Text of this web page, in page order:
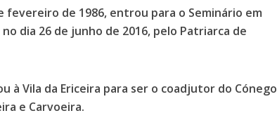
fevereiro de 1986, entrou para o Seminário em
dia 26 de junho de 2016, pelo Patriarca de
à Vila da Ericeira para ser o coadjutor do Cónego
e Carvoeira.